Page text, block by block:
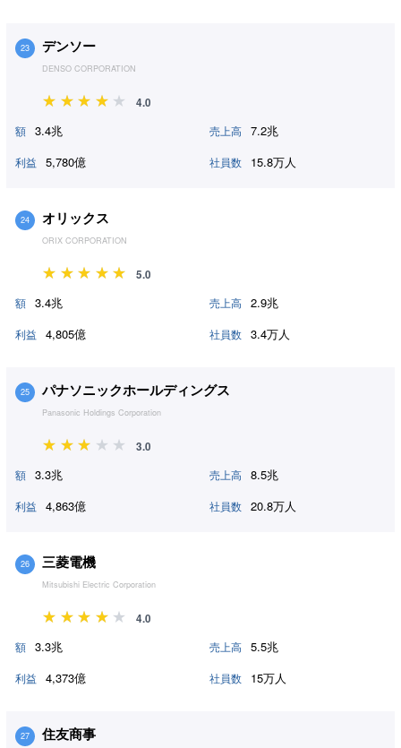
23 デンソー
DENSO CORPORATION
4.0
額 3.4兆 売上高 7.2兆
利益 5,780億 社員数 15.8万人
24 オリックス
ORIX CORPORATION
5.0
額 3.4兆 売上高 2.9兆
利益 4,805億 社員数 3.4万人
25 パナソニックホールディングス
Panasonic Holdings Corporation
3.0
額 3.3兆 売上高 8.5兆
利益 4,863億 社員数 20.8万人
26 三菱電機
Mitsubishi Electric Corporation
4.0
額 3.3兆 売上高 5.5兆
利益 4,373億 社員数 15万人
27 住友商事